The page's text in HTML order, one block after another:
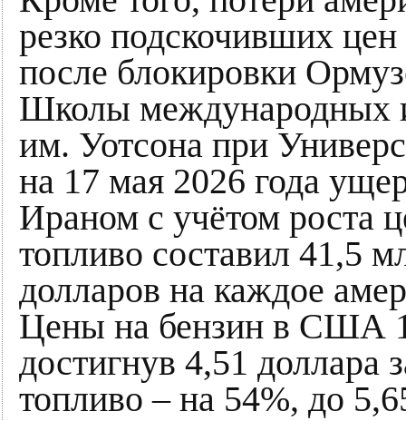
резко подскочивших
после блокировки
Школы международных
им. Уотсона при
на 17 мая 2026 года
Ираном с учётом роста
топливо составил 41,5
долларов на каждое
Цены на бензин в США
достигнув 4,51 доллара
топливо – на 54%, до